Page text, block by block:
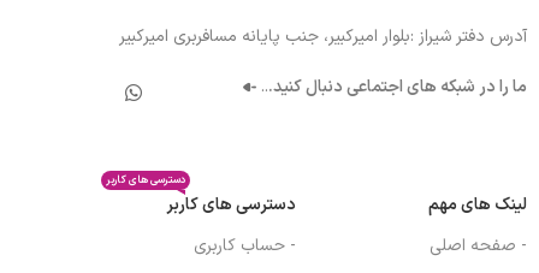
آدرس دفتر شیراز :بلوار امیرکبیر، جنب پایانه مسافربری امیرکبیر
ما را در شبکه های اجتماعی دنبال کنید...
لینک های مهم
- صفحه اصلی
دسترسی های کاربر
دسترسی های کاربر
- حساب کاربری